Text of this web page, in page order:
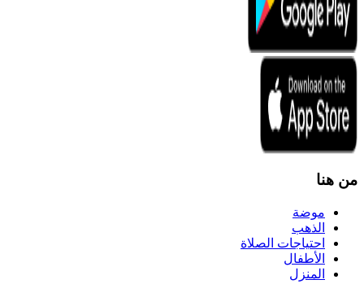
من هنا
موضة
الذهب
احتياجات الصلاة
الأطفال
المنزل